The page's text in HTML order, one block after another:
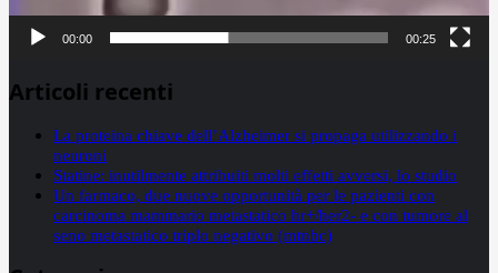
00:00 00:25
Articoli recenti
La proteina chiave dell’Alzheimer si propaga utilizzando i
neuroni
Statine: inutilmente attribuiti molti effetti avversi, lo studio
Un farmaco, due nuove opportunità per le pazienti con
carcinoma mammario metastatico hr+/her2- e con tumore al
seno metastatico triplo negativo (mtnbc)